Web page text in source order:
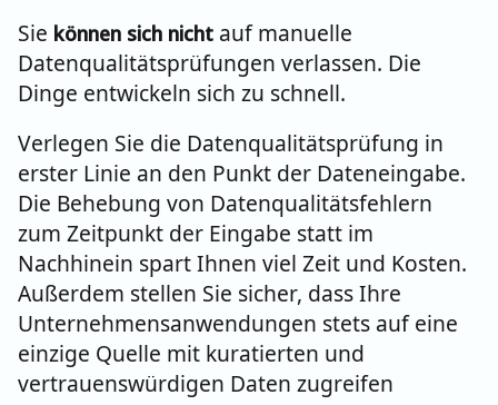
Sie können sich nicht auf manuelle
Datenqualitätsprüfungen verlassen. Die
Dinge entwickeln sich zu schnell.
Verlegen Sie die Datenqualitätsprüfung in
erster Linie an den Punkt der Dateneingabe.
Die Behebung von Datenqualitätsfehlern
zum Zeitpunkt der Eingabe statt im
Nachhinein spart Ihnen viel Zeit und Kosten.
Außerdem stellen Sie sicher, dass Ihre
Unternehmensanwendungen stets auf eine
einzige Quelle mit kuratierten und
vertrauenswürdigen Daten zugreifen